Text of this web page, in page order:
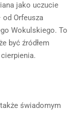
jako uczucie
od Orfeusza
Wokulskiego. To
być źródłem
świadomym